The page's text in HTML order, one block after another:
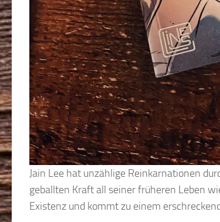
Jain Lee hat unzählige Reinkarnationen
geballten Kraft all seiner früheren Leben
Existenz und kommt zu einem